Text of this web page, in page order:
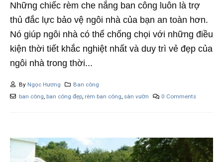
Những chiếc rèm che nắng ban công luôn là trợ
thủ đắc lực bảo vệ ngôi nhà của bạn an toàn hơn.
Nó giúp ngôi nhà có thể chống chọi với những điều
kiện thời tiết khắc nghiệt nhất và duy trì vẻ đẹp của
ngôi nhà trong thời...
By Ngọc Hương
Ban công
ban công ban công đẹp, rèm ban công sân vườn 0 Comments